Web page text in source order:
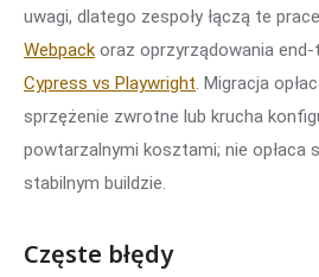
uwagi, dlatego zespoły łączą te
Webpack oraz oprzyrządowania
Cypress vs Playwright. Migracja
sprzężenie zwrotne lub krucha
powtarzalnymi kosztami; nie opłaca
stabilnym buildzie.
Częste błędy